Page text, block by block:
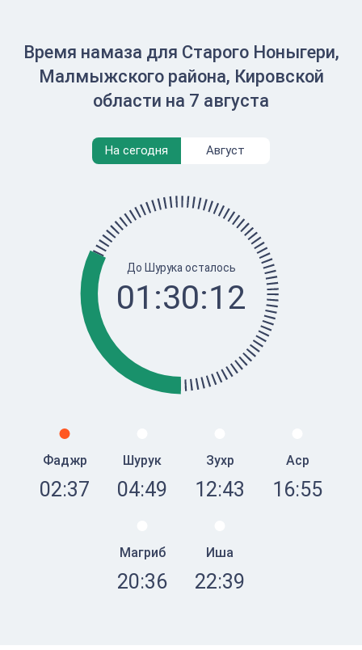
Время намаза для Старого Ноныгери,
Малмыжского района, Кировской
области на 7 августа
На сегодня Август
До Шурука осталось
01:30:12
Фаджр
02:37
Шурук
04:49
Зухр
12:43
Аср
16:55
Магриб
20:36
Иша
22:39